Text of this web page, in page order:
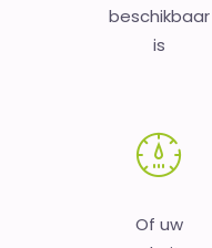
beschikbaar
is
Of uw